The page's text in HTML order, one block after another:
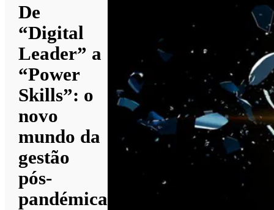
De
“Digital
Leader” a
“Power
Skills”: o
novo
mundo da
gestão
pós-
pandémica